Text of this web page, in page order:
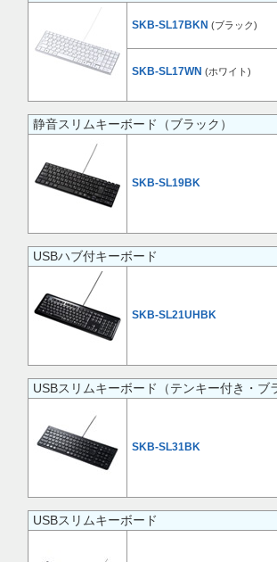
SKB-SL17BKN (ブラック)
SKB-SL17WN (ホワイト)
静音スリムキーボード（ブラック）
SKB-SL19BK
USBハブ付キーボード
SKB-SL21UHBK
USBスリムキーボード（テンキー付き・ブ
SKB-SL31BK
USBスリムキーボード